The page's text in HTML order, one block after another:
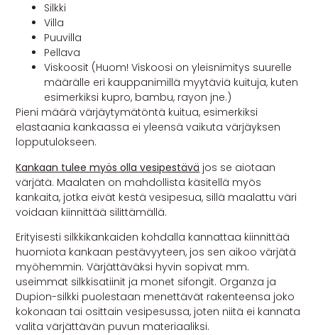
Silkki
Villa
Puuvilla
Pellava
Viskoosit (Huom! Viskoosi on yleisnimitys suurelle
määrälle eri kauppanimillä myytäviä kuituja, kuten
esimerkiksi kupro, bambu, rayon jne.)
Pieni määrä värjäytymätöntä kuitua, esimerkiksi
elastaania kankaassa ei yleensä vaikuta värjäyksen
lopputulokseen.
Kankaan tulee myös olla vesipestävä jos se aiotaan
värjätä. Maalaten on mahdollista käsitellä myös
kankaita, jotka eivät kestä vesipesua, sillä maalattu väri
voidaan kiinnittää silittämällä.
Erityisesti silkkikankaiden kohdalla kannattaa kiinnittää
huomiota kankaan pestävyyteen, jos sen aikoo värjätä
myöhemmin. Värjättäväksi hyvin sopivat mm.
useimmat silkkisatiinit ja monet sifongit. Organza ja
Dupion-silkki puolestaan menettävät rakenteensa joko
kokonaan tai osittain vesipesussa, joten niitä ei kannata
valita värjättävän puvun materiaaliksi.